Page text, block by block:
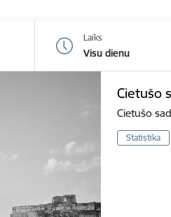
Laiks
Visu dienu
Cietušo
Cietušo
Statistika